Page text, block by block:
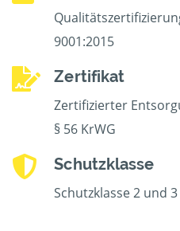
9001:2015
Zertifikat
Zertifizierter
§ 56 KrWG
Schutzklasse
Schutzklasse 2 und